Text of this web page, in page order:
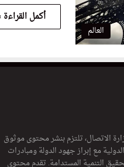
العالم
أكمل القراءة
الاتصال، تلتزم بنشر محتوى موثوق
مع إبراز جهود الدولة ومبادرات
التنمية المستدامة. تقدم محتوى